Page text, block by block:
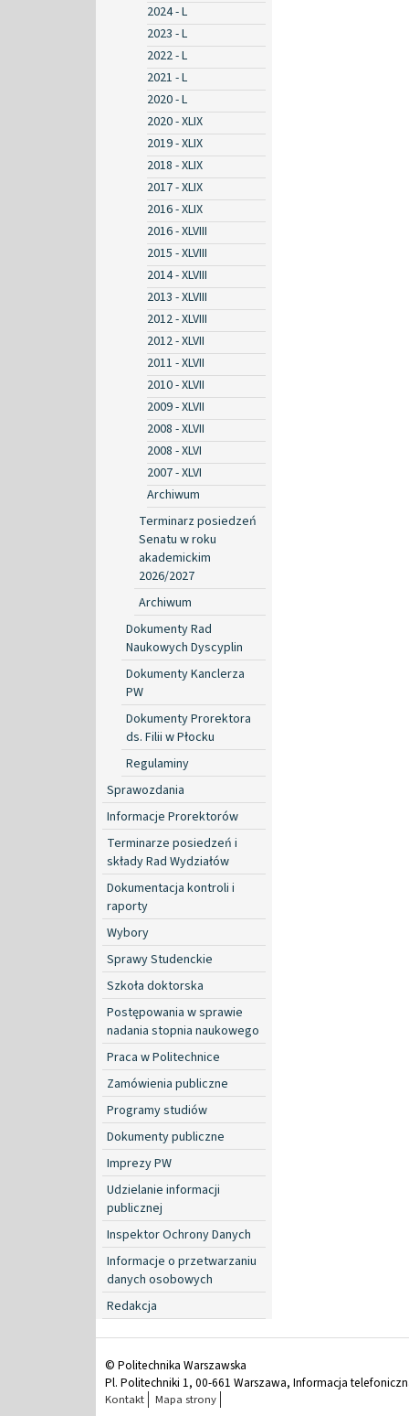
2024 - L
2023 - L
2022 - L
2021 - L
2020 - L
2020 - XLIX
2019 - XLIX
2018 - XLIX
2017 - XLIX
2016 - XLIX
2016 - XLVIII
2015 - XLVIII
2014 - XLVIII
2013 - XLVIII
2012 - XLVIII
2012 - XLVII
2011 - XLVII
2010 - XLVII
2009 - XLVII
2008 - XLVII
2008 - XLVI
2007 - XLVI
Archiwum
Terminarz posiedzeń
Senatu w roku
akademickim
2026/2027
Archiwum
Dokumenty Rad
Naukowych Dyscyplin
Dokumenty Kanclerza
PW
Dokumenty Prorektora
ds. Filii w Płocku
Regulaminy
Sprawozdania
Informacje Prorektorów
Terminarze posiedzeń i
składy Rad Wydziałów
Dokumentacja kontroli i
raporty
Wybory
Sprawy Studenckie
Szkoła doktorska
Postępowania w sprawie
nadania stopnia naukowego
Praca w Politechnice
Zamówienia publiczne
Programy studiów
Dokumenty publiczne
Imprezy PW
Udzielanie informacji
publicznej
Inspektor Ochrony Danych
Informacje o przetwarzaniu
danych osobowych
Redakcja
© Politechnika Warszawska
Pl. Politechniki 1, 00-661 Warszawa, Informacja
Kontakt Mapa strony